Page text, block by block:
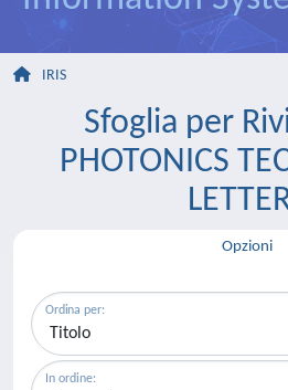
IRIS
Sfoglia per
PHOTONICS
Opzioni
Ordina per:
In ordine: